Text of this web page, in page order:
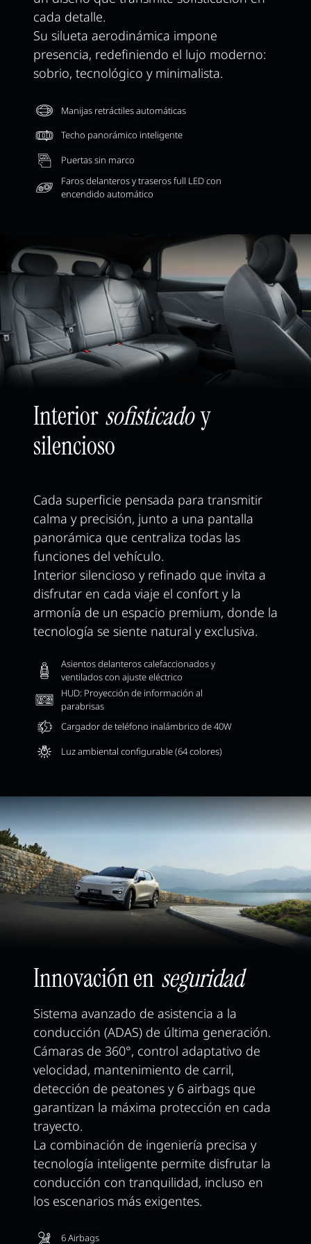
cada detalle.
Su silueta aerodinámica impone
presencia, redefiniendo el lujo moderno:
sobrio, tecnológico y minimalista.
Manijas retráctiles automáticas
Techo panorámico inteligente
Puertas sin marco
Faros delanteros y traseros full LED con
encendido automático
Interior sofisticadoy
silencioso
Cada superficie pensada para transmitir
calma y precisión, junto a una pantalla
panorámica que centraliza todas las
funciones del vehículo.
Interior silencioso y refinado que invita a
disfrutar en cada viaje el confort y la
armonía de un espacio premium, donde la
tecnología se siente natural y exclusiva.
Asientos delanteros calefaccionados y
ventilados con ajuste eléctrico
HUD: Proyección de información al
parabrisas
Cargador de teléfono inalámbrico de 40W
Luz ambiental configurable (64 colores)
Innovación en seguridad
Sistema avanzado de asistencia a la
conducción (ADAS) de última generación.
Cámaras de 360°, control adaptativo de
velocidad, mantenimiento de carril,
detección de peatones y 6 airbags que
garantizan la máxima protección en cada
trayecto.
La combinación de ingeniería precisa y
tecnología inteligente permite disfrutar la
conducción con tranquilidad, incluso en
los escenarios más exigentes.
6 Airbags